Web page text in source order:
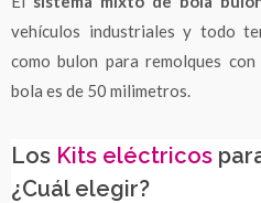
vehículos industriales y todo
como bulon para remolques
bola es de 50 milimetros.
Los Kits eléctricos
¿Cuál elegir?